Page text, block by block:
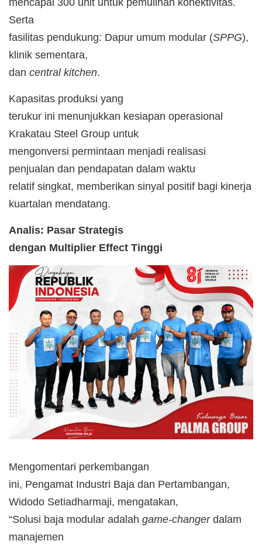
Serta
fasilitas pendukung: Dapur umum modular (SPPG),
klinik sementara,
dan central kitchen.
Kapasitas produksi yang
terukur ini menunjukkan kesiapan operasional
Krakatau Steel Group untuk
mengonversi permintaan menjadi realisasi
penjualan dan pendapatan dalam waktu
relatif singkat, memberikan sinyal positif bagi kinerja
kuartalan mendatang.
Analis: Pasar Strategis
dengan Multiplier Effect Tinggi
Mengomentari perkembangan
ini, Pengamat Industri Baja dan Pertambangan,
Widodo Setiadharmaji, mengatakan,
“Solusi baja modular adalah game-changerdalam
manajemen